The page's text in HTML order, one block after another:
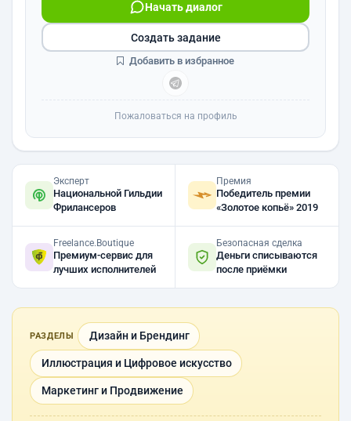
Начать диалог
Создать задание
Добавить в избранное
Пожаловаться на профиль
Эксперт
Национальной Гильдии
Фрилансеров
Премия
Победитель премии
«Золотое копьё» 2019
Freelance.Boutique
Премиум-сервис для
лучших исполнителей
Безопасная сделка
Деньги списываются
после приёмки
РАЗДЕЛЫ Дизайн и Брендинг
Иллюстрация и Цифровое искусство
Маркетинг и Продвижение